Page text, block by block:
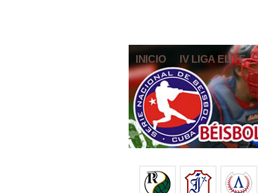
INICIO IV LIGA ELITE